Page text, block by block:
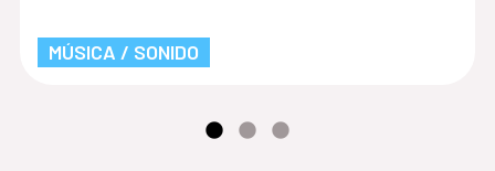
MÚSICA / SONIDO